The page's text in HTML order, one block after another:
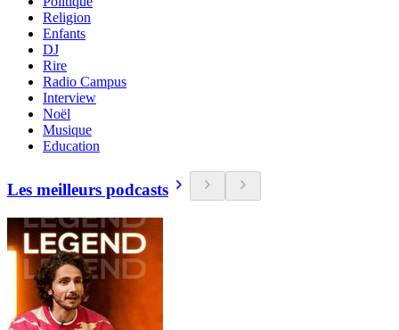
Religion
Enfants
DJ
Rire
Radio Campus
Interview
Noël
Musique
Education
Les meilleurs podcasts